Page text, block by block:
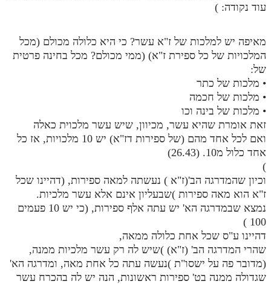
עוד נקודה: )
מאיפה יש למלכות של ז"א עשר? כי היא כלולה מכולם (מכל
המלכויות של כל ספירת ז"א) (ממי מכולם? מכל בחינה פרטית
של:
• מלכות של כתר
• מלכות של חכמה
• מלכות של בינה וכו
זאת אומרת שהיא עשר, מכיוון, שיש עשר מלכוית כאלה
ואם לכל אחד מהם (של ספירות דז"א) יש 10 מלכויות, אז כל
אחד כלול מ10. (26.43)
)
וכיון שהמדרגה הב'(ז"א ) נעשתה למאה ספירות, (דהיינו שכל
ז"א הוא מאה ספירות )שבעליון אינם אלא עשר מלכיות.
נמצא שבמדרגה הא' יש עתה אלף ספירות, (כי יש 10 פעמים
100 )
דהיינו ע"ס שכל אחת כלולה ממאה,
שהרי המדרגה הב' (ז"א) )שיש לה רק עשר מלכיות ממנה,
(מדובר פה על ישסו"ת )נעשה עתה כל אחת מאה, ומדרגה הא'
שגדולה ממנה בט' ספירות ראשונות, הנה יש לה בהכרח עשר